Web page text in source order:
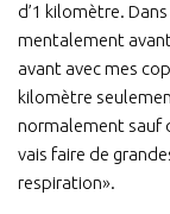
d’1 kilomètre.
mentalement
avant avec mes
kilomètre
normalement sauf
vais faire de
respiration».